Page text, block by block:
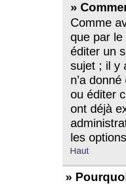
»
Comme
que par
éditer un
sujet ; il y
n’a
ou éditer
ont déjà
les
Haut
»